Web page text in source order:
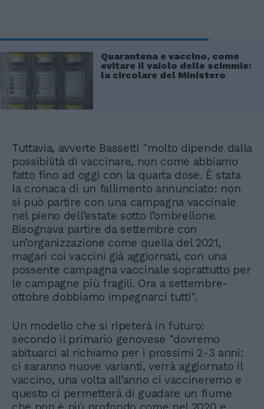
Quarantena e vaccino, come
evitare il vaiolo delle scimmie:
la circolare del Ministero
Tuttavia, avverte Bassetti "molto dipende dalla
possibilità di vaccinare, non come abbiamo
fatto fino ad oggi con la quarta dose. È stata
la cronaca di un fallimento annunciato: non
si può partire con una campagna vaccinale
nel pieno dell’estate sotto l’ombrellone.
Bisognava partire da settembre con
un’organizzazione come quella del 2021,
magari coi vaccini già aggiornati, con una
possente campagna vaccinale soprattutto per
le campagne più fragili. Ora a settembre-
ottobre dobbiamo impegnarci tutti".
Un modello che si ripeterà in futuro:
secondo il primario genovese "dovremo
abituarci al richiamo per i prossimi 2-3 anni:
ci saranno nuove varianti, verrà aggiornato il
vaccino, una volta all’anno ci vaccineremo e
questo ci permetterà di guadare un fiume